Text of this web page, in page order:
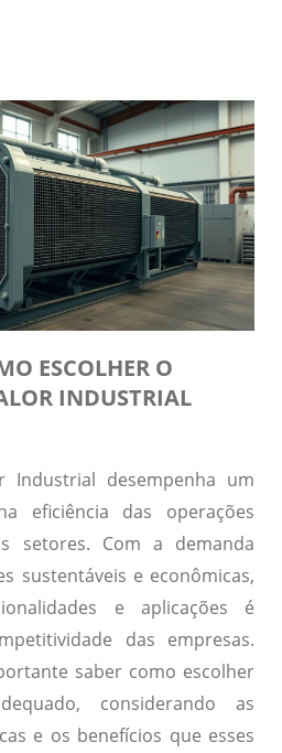
ESCOLHER O
INDUSTRIAL
Industrial desempenha um
eficiência das operações
setores. Com a demanda
sustentáveis e econômicas,
e aplicações é
das empresas.
saber como escolher
considerando as
e os benefícios que esses